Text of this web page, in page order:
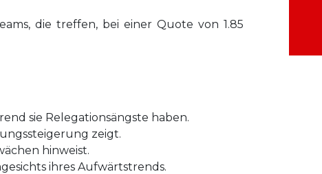
die treffen, bei einer Quote von 1.85
sie Relegationsängste haben.
zeigt.
hinweist.
ihres Aufwärtstrends.